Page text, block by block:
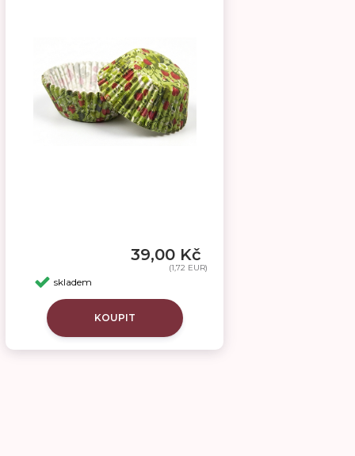
39,00 Kč
(1,72 EUR)
skladem
KOUPIT